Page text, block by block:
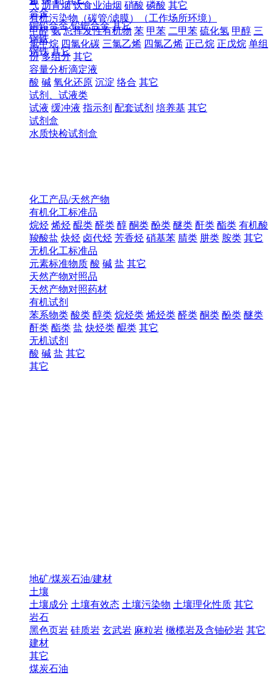
气 沥青烟 饮食业油烟 硝酸 磷酸 其它
有机污染物（碳管/滤膜）（工作场所环境）
甲醛 氨 总挥发性有机物 苯 甲苯 二甲苯 硫化氢 甲醇 三
氯甲烷 四氯化碳 三氯乙烯 四氯乙烯 正己烷 正戊烷 单组
份 多组分 其它
容量分析滴定液
酸 碱 氧化还原 沉淀 络合 其它
试剂、试液类
试液 缓冲液 指示剂 配套试剂 培养基 其它
试剂盒
水质快检试剂盒
合金
铜铅合金 铅钯合金 其它
钢铁
钢铁 其它
化工产品/天然产物
有机化工标准品
烷烃 烯烃 醌类 醛类 醇 酮类 酚类 醚类 酐类 酯类 有机酸
羧酸盐 炔烃 卤代烃 芳香烃 硝基苯 腈类 肼类 胺类 其它
无机化工标准品
元素标准物质 酸 碱 盐 其它
天然产物对照品
天然产物对照药材
有机试剂
苯系物类 酸类 醇类 烷烃类 烯烃类 醛类 酮类 酚类 醚类
酐类 酯类 盐 炔烃类 醌类 其它
无机试剂
酸 碱 盐 其它
其它
地矿/煤炭石油/建材
土壤
土壤成分 土壤有效态 土壤污染物 土壤理化性质 其它
岩石
黑色页岩 硅质岩 玄武岩 麻粒岩 橄榄岩及含铀砂岩 其它
建材
其它
煤炭石油